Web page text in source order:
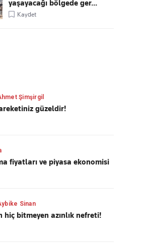
yaşayacağı bölgede ger...
Kaydet
Şimşirgil
güzeldir!
fiyatları ve piyasa ekonomisi
Sinan
hiç bitmeyen azınlık nefreti!